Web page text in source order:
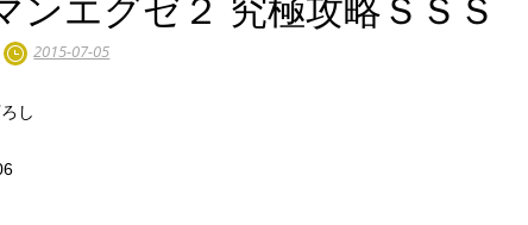
2015-07-05
し